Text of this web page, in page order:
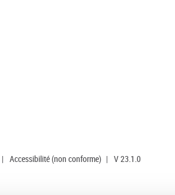
| Accessibilité (non conforme) | V 23.1.0